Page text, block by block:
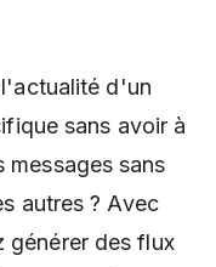
d'un
sans avoir à
messages sans
autres ? Avec
générer des flux